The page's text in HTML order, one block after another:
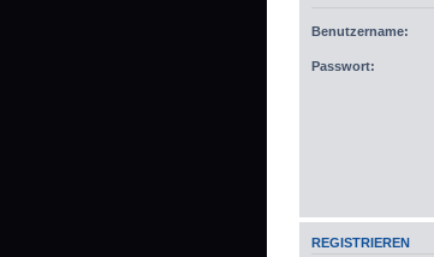
Benutzername:
Passwort:
REGISTRIEREN